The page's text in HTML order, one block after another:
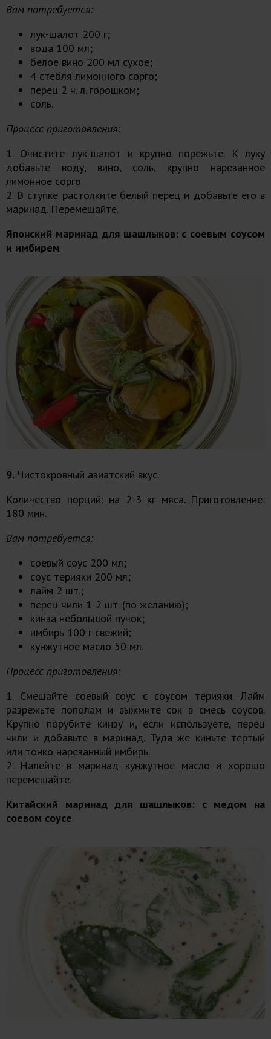
Вам потребуется:
лук-шалот 200 г;
вода 100 мл;
белое вино 200 мл сухое;
4 стебля лимонного сорго;
перец 2 ч. л. горошком;
соль.
Процесс приготовления:
1. Очистите лук-шалот и крупно порежьте. К луку
добавьте воду, вино, соль, крупно нарезанное
лимонное сорго.
2. В ступке растолките белый перец и добавьте его в
маринад. Перемешайте.
Японский маринад для шашлыков: с соевым соусом
и имбирем
9. Чистокровный азиатский вкус.
Количество порций: на 2-3 кг мяса. Приготовление:
180 мин.
Вам потребуется:
соевый соус 200 мл;
соус терияки 200 мл;
лайм 2 шт.;
перец чили 1-2 шт. (по желанию);
кинза небольшой пучок;
имбирь 100 г свежий;
кунжутное масло 50 мл.
Процесс приготовления:
1. Смешайте соевый соус с соусом терияки. Лайм
разрежьте пополам и выжмите сок в смесь соусов.
Крупно порубите кинзу и, если используете, перец
чили и добавьте в маринад. Туда же киньте тертый
или тонко нарезанный имбирь.
2. Налейте в маринад кунжутное масло и хорошо
перемешайте.
Китайский маринад для шашлыков: с медом на
соевом соусе